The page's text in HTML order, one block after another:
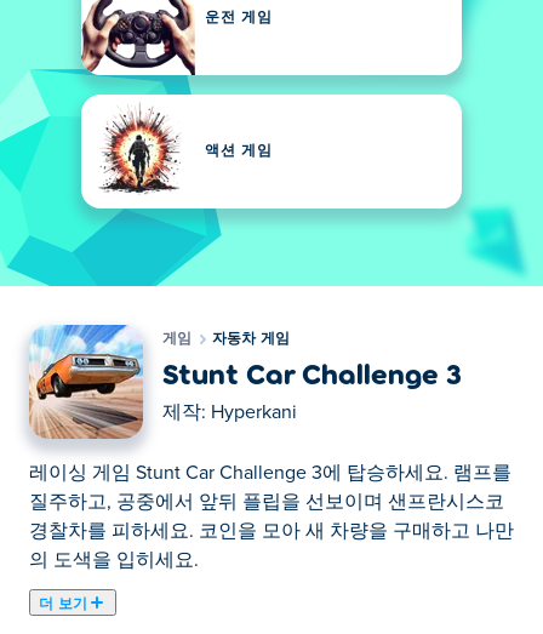
운전 게임
액션 게임
게임 자동차 게임
Stunt Car Challenge 3
제작: Hyperkani
레이싱 게임 Stunt Car Challenge 3에 탑승하세요. 램프를
질주하고, 공중에서 앞뒤 플립을 선보이며 샌프란시스코
경찰차를 피하세요. 코인을 모아 새 차량을 구매하고 나만
의 도색을 입히세요.
더 보기